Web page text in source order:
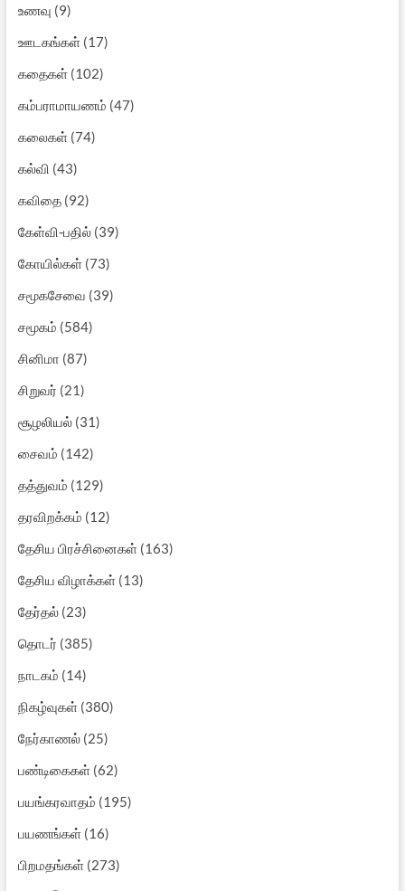
உணவு (9)
ஊடகங்கள்(17)
கதைகள்(102)
கம்பராமாயணம் (47)
கலைகள்(74)
கல்வி (43)
கவிதை(92)
கேள்வி-பதில்(39)
கோயில்கள்(73)
சமூகசேவை (39)
சமூகம் (584)
சினிமா (87)
சிறுவர் (21)
சூழலியல்(31)
சைவம் (142)
தத்துவம் (129)
தரவிறக்கம் (12)
தேசிய பிரச்சினைகள்(163)
தேசிய விழாக்கள்(13)
தேர்தல்(23)
தொடர் (385)
நாடகம் (14)
நிகழ்வுகள்(380)
நேர்காணல்(25)
பண்டிகைகள்(62)
பயங்கரவாதம் (195)
பயணங்கள்(16)
பிறமதங்கள்(273)